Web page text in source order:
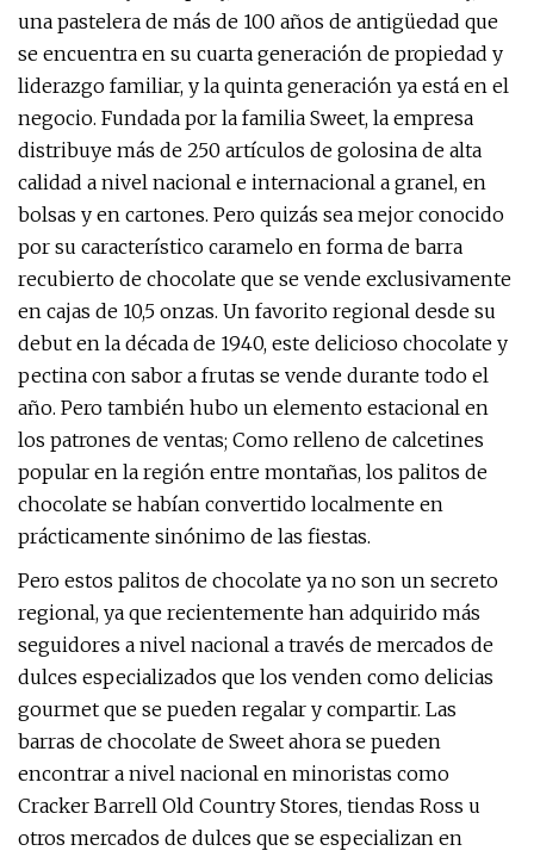
una pastelera de más de 100 años de antigüedad que
se encuentra en su cuarta generación de propiedad y
liderazgo familiar, y la quinta generación ya está en el
negocio. Fundada por la familia Sweet, la empresa
distribuye más de 250 artículos de golosina de alta
calidad a nivel nacional e internacional a granel, en
bolsas y en cartones. Pero quizás sea mejor conocido
por su característico caramelo en forma de barra
recubierto de chocolate que se vende exclusivamente
en cajas de 10,5 onzas. Un favorito regional desde su
debut en la década de 1940, este delicioso chocolate y
pectina con sabor a frutas se vende durante todo el
año. Pero también hubo un elemento estacional en
los patrones de ventas; Como relleno de calcetines
popular en la región entre montañas, los palitos de
chocolate se habían convertido localmente en
prácticamente sinónimo de las fiestas.
Pero estos palitos de chocolate ya no son un secreto
regional, ya que recientemente han adquirido más
seguidores a nivel nacional a través de mercados de
dulces especializados que los venden como delicias
gourmet que se pueden regalar y compartir. Las
barras de chocolate de Sweet ahora se pueden
encontrar a nivel nacional en minoristas como
Cracker Barrell Old Country Stores, tiendas Ross u
otros mercados de dulces que se especializan en